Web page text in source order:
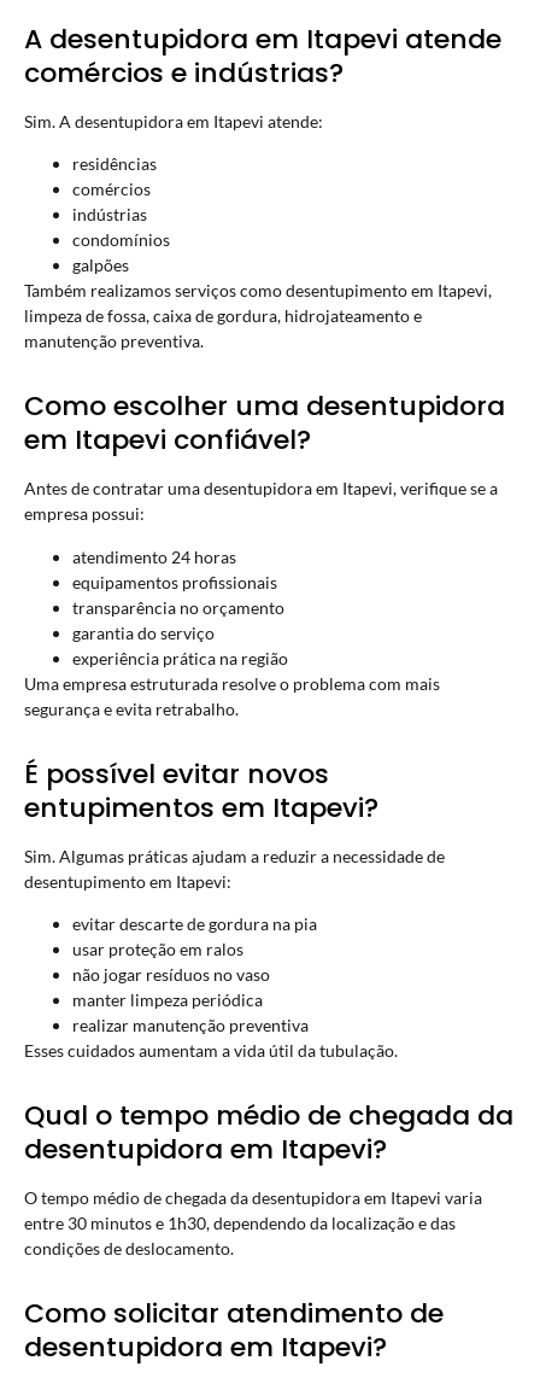
A desentupidora em Itapevi atende
comércios e indústrias?
Sim. A desentupidora em Itapevi atende:
residências
comércios
indústrias
condomínios
galpões
Também realizamos serviços como desentupimento em Itapevi,
limpeza de fossa, caixa de gordura, hidrojateamento e
manutenção preventiva.
Como escolher uma desentupidora
em Itapevi confiável?
Antes de contratar uma desentupidora em Itapevi, verifique se a
empresa possui:
atendimento 24 horas
equipamentos profissionais
transparência no orçamento
garantia do serviço
experiência prática na região
Uma empresa estruturada resolve o problema com mais
segurança e evita retrabalho.
É possível evitar novos
entupimentos em Itapevi?
Sim. Algumas práticas ajudam a reduzir a necessidade de
desentupimento em Itapevi:
evitar descarte de gordura na pia
usar proteção em ralos
não jogar resíduos no vaso
manter limpeza periódica
realizar manutenção preventiva
Esses cuidados aumentam a vida útil da tubulação.
Qual o tempo médio de chegada da
desentupidora em Itapevi?
O tempo médio de chegada da desentupidora em Itapevi varia
entre 30 minutos e 1h30, dependendo da localização e das
condições de deslocamento.
Como solicitar atendimento de
desentupidora em Itapevi?